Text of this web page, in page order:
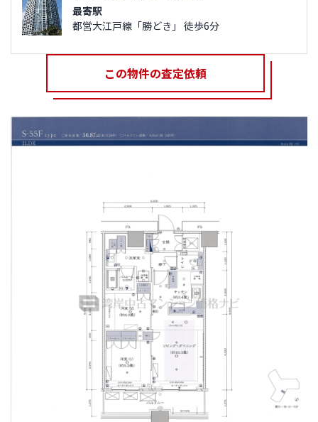
最寄駅
都営大江戸線「勝どき」 徒歩6分
この物件の査定依頼